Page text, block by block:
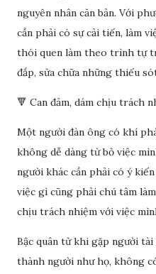
nguyên nhân căn bản. Với
cần phải có sự cải tiến, làm
thói quen làm theo trình tự
đắp, sửa chữa những thiếu
🔻 Can đảm, dám chịu trách
Một người đàn ông có khí
không dễ dàng từ bỏ việc
người khác cần phải có ý
việc gì cũng phải chú tâm
chịu trách nhiệm với việc
Bậc quân tử khi gặp người
thành người như họ, không